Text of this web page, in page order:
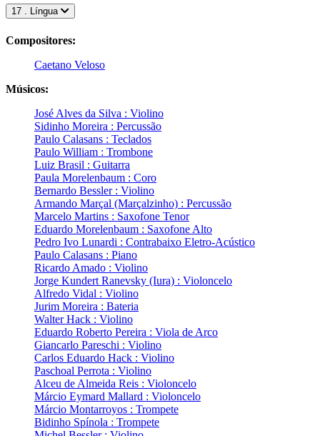
17 . Língua
Compositores:
Caetano Veloso
Músicos:
José Alves da Silva : Violino
Sidinho Moreira : Percussão
Paulo Calasans : Teclados
Paulo William : Trombone
Luiz Brasil : Guitarra
Paula Morelenbaum : Coro
Bernardo Bessler : Violino
Armando Marçal (Marçalzinho) : Percussão
Marcelo Martins : Saxofone Tenor
Eduardo Morelenbaum : Saxofone Alto
Pedro Ivo Lunardi : Contrabaixo Eletro-Acústico
Paulo Calasans : Piano
Ricardo Amado : Violino
Jorge Kundert Ranevsky (Iura) : Violoncelo
Alfredo Vidal : Violino
Jurim Moreira : Bateria
Walter Hack : Violino
Eduardo Roberto Pereira : Viola de Arco
Giancarlo Pareschi : Violino
Carlos Eduardo Hack : Violino
Paschoal Perrota : Violino
Alceu de Almeida Reis : Violoncelo
Márcio Eymard Mallard : Violoncelo
Márcio Montarroyos : Trompete
Bidinho Spínola : Trompete